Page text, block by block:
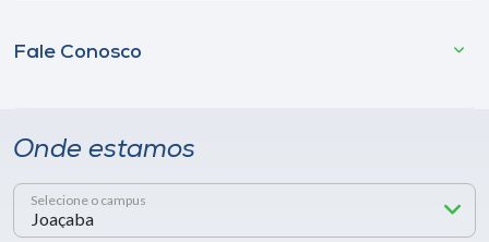
Fale Conosco
Onde estamos
Selecione o campus